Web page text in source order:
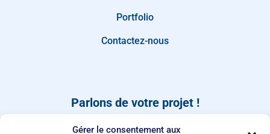
Gérer le consentement aux
Portfolio
Contactez-nous
Parlons de votre projet !